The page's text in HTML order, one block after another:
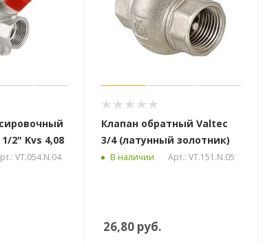
2" Kvs 4,08
VT.054.N.04
Клапан обратный Valtec
3/4 (латунный золотник)
В наличии Арт.: VT.151.N.05
26,80руб.